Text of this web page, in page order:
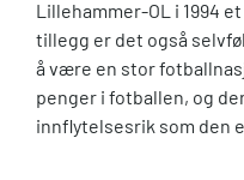
Lillehammer-OL i 1994
tillegg er det også
å være en stor
penger i fotballen, og
innflytelsesrik som den